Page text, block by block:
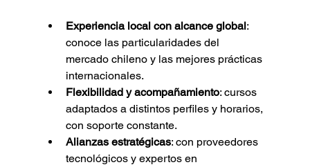
Experiencia local con alcance global:
conoce las particularidades del
mercado chileno y las mejores prácticas
internacionales.
Flexibilidad y acompañamiento: cursos
adaptados a distintos perfiles y horarios,
con soporte constante.
Alianzas estratégicas: con proveedores
tecnológicos y expertos en